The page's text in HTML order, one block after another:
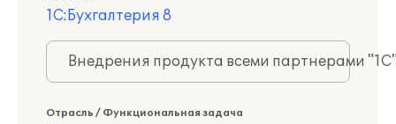
1С:Бухгалтерия 8
Внедрения продукта всеми партнерами
Отрасль / Функциональная задача